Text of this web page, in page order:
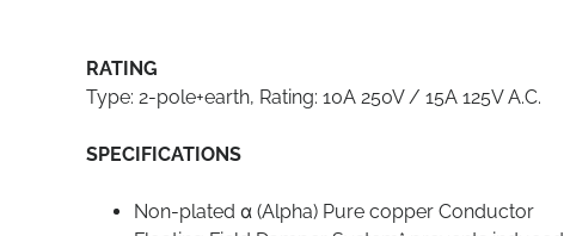
RATING
Type: 2-pole+earth, Rating: 10A 250V / 15A 125V A.C.
SPECIFICATIONS
Non-plated α (Alpha) Pure copper Conductor